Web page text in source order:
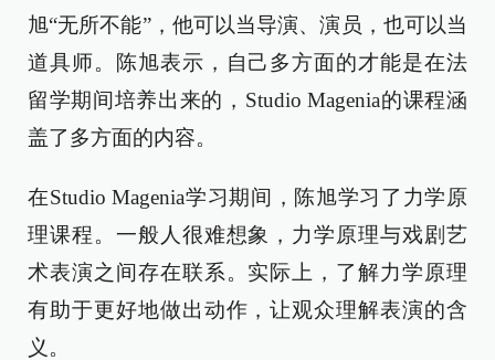
旭“无所不能”，他可以当导演、演员，也可以当
道具师。陈旭表示，自己多方面的才能是在法
留学期间培养出来的，Studio Magenia的课程涵
盖了多方面的内容。
在Studio Magenia学习期间，陈旭学习了力学原
理课程。一般人很难想象，力学原理与戏剧艺
术表演之间存在联系。实际上，了解力学原理
有助于更好地做出动作，让观众理解表演的含
义。